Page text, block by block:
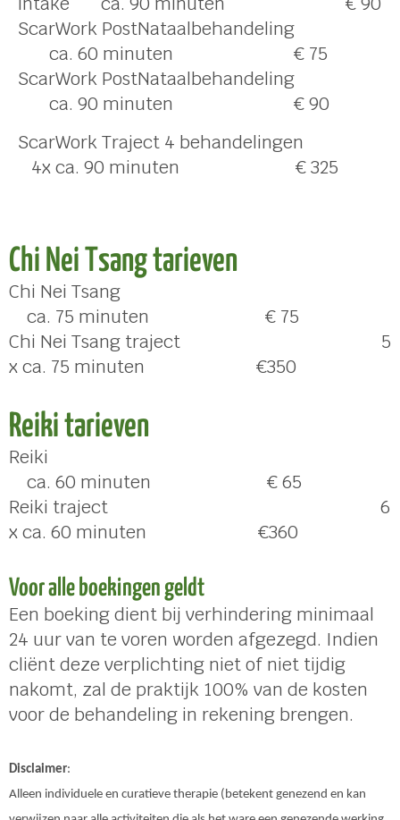
ScarWork PostNataalbehandeling
ca. 60 minuten € 75
ScarWork PostNataalbehandeling
ca. 90 minuten € 90
ScarWork Traject 4 behandelingen
4x ca. 90 minuten € 325
Chi Nei Tsang tarieven
Chi Nei Tsang
ca. 75 minuten € 75
Chi Nei Tsang traject 5
x ca. 75 minuten €350
Reiki tarieven
Reiki
ca. 60 minuten € 65
Reiki traject 6
x ca. 60 minuten €360
Voor alle boekingen geldt
Een boeking dient bij verhindering minimaal
24 uur van te voren worden afgezegd. Indien
cliënt deze verplichting niet of niet tijdig
nakomt, zal de praktijk 100% van de kosten
voor de behandeling in rekening brengen.
Disclaimer:
Alleen individuele en curatieve therapie (betekent genezend en kan